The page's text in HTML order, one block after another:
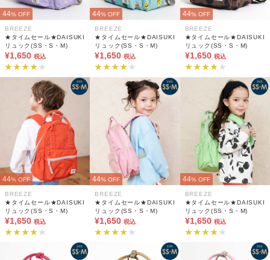
44% OFF
BREEZE
★タイムセール★DAISUKI
リュック(SS・S・M)
¥1,650 税込
44% OFF
BREEZE
★タイムセール★DAISUKI
リュック(SS・S・M)
¥1,650 税込
44% OFF
BREEZE
★タイムセール★DAISUKI
リュック(SS・S・M)
¥1,650 税込
44% OFF
BREEZE
★タイムセール★DAISUKI
リュック(SS・S・M)
¥1,650 税込
44% OFF
BREEZE
★タイムセール★DAISUKI
リュック(SS・S・M)
¥1,650 税込
44% OFF
BREEZE
★タイムセール★DAISUKI
リュック(SS・S・M)
¥1,650 税込